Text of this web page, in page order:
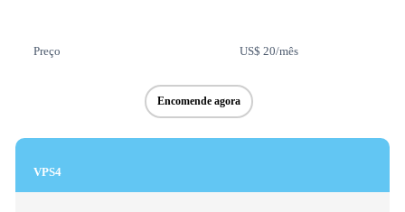
Preço US$ 20/mês
Encomende agora
VPS4